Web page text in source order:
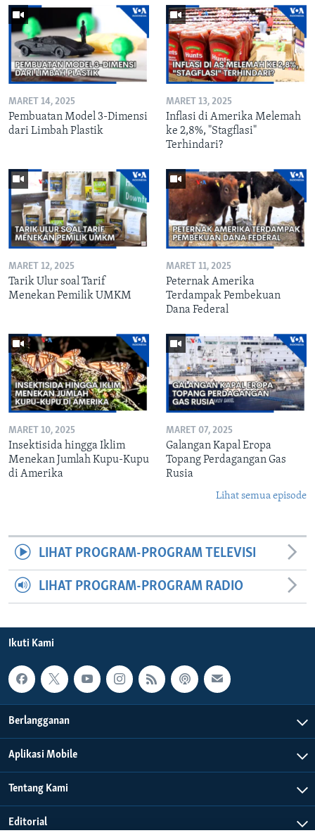
MARET 14, 2025
Pembuatan Model 3-Dimensi
dari Limbah Plastik
MARET 13, 2025
Inflasi di Amerika Melemah
ke 2,8%, "Stagflasi"
Terhindari?
MARET 12, 2025
Tarik Ulur soal Tarif
Menekan Pemilik UMKM
MARET 11, 2025
Peternak Amerika
Terdampak Pembekuan
Dana Federal
MARET 10, 2025
Insektisida hingga Iklim
Menekan Jumlah Kupu-Kupu
di Amerika
MARET 07, 2025
Galangan Kapal Eropa
Topang Perdagangan Gas
Rusia
Lihat semua episode
LIHAT PROGRAM-PROGRAM TELEVISI
LIHAT PROGRAM-PROGRAM RADIO
Ikuti Kami
Berlangganan
Aplikasi Mobile
Tentang Kami
Editorial